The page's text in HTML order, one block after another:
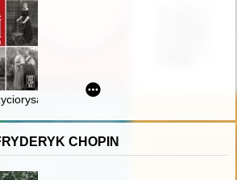
pisana
CHOPIN